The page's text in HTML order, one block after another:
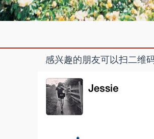
感兴趣的朋友可以扫二维